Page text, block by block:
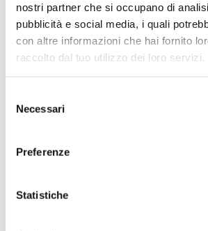
nostri partner che si occupano di
pubblicità e social media, i quali
con altre informazioni che hai fornito
raccolto dal tuo utilizzo dei loro servizi.
delNecessari
Preferenze
Statistiche
Codice:A27D-HT36T
Silenziatore CR-T
1.050,00 CHF
SOLO PER USO RACING